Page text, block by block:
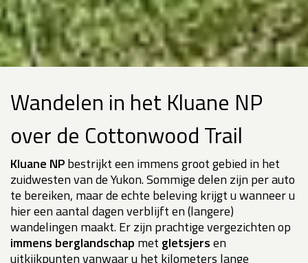
Wandelen in het Kluane NP
over de Cottonwood Trail
Kluane NPbestrijkt een immens groot gebied in het
zuidwesten van de Yukon. Sommige delen zijn per auto
te bereiken, maar de echte beleving krijgt u wanneer u
hier een aantal dagen verblijft en (langere)
wandelingen maakt. Er zijn prachtige vergezichten op
immens berglandschap met gletsjersen
uitkijkpunten vanwaar u het kilometers lange